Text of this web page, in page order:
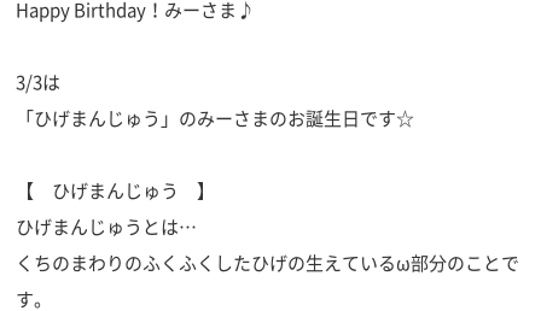
Happy Birthday！みーさま♪
3/3は
「ひげまんじゅう」のみーさまのお誕生日です☆
【 ひげまんじゅう 】
ひげまんじゅうとは…
くちのまわりのふくふくしたひげの生えているω部分のことで
す。